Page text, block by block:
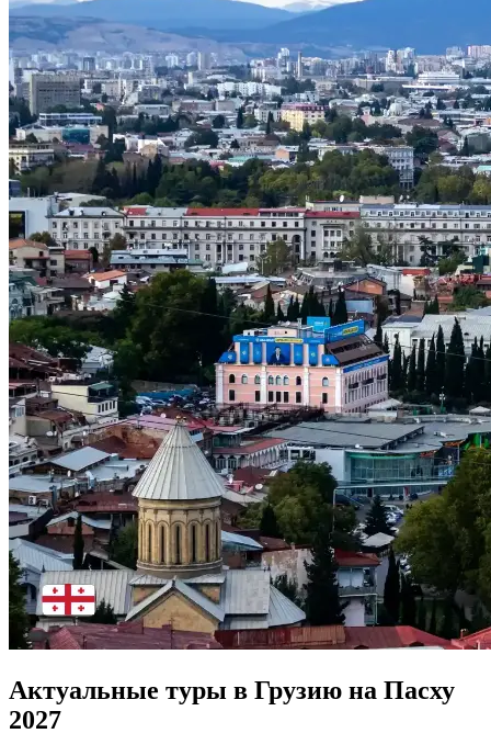
Актуальные туры в Грузию на Пасху
2027